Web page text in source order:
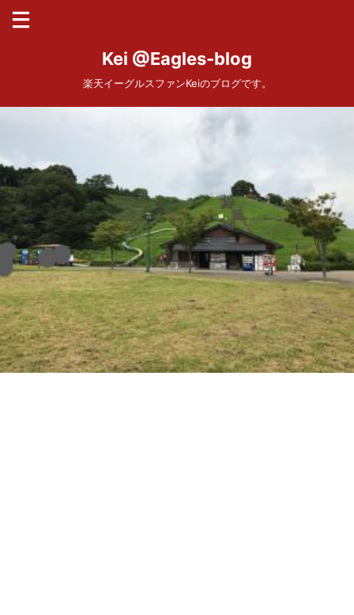
Kei @Eagles-blog
楽天イーグルスファンKeiのブログです。